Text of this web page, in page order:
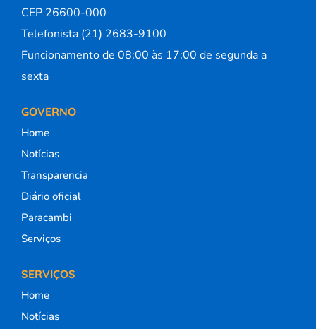
CEP 26600-000
Telefonista (21) 2683-9100
Funcionamento de 08:00 às 17:00 de segunda a
sexta
GOVERNO
Home
Notícias
Transparencia
Diário oficial
Paracambi
Serviços
SERVIÇOS
Home
Notícias